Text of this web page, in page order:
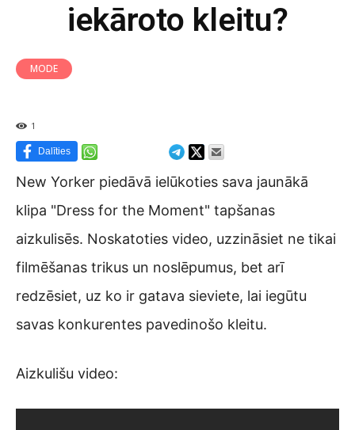
iekāroto kleitu?
MODE
1
Dalīties
New Yorker piedāvā ielūkoties sava jaunākā
klipa "Dress for the Moment" tapšanas
aizkulisēs. Noskatoties video, uzzināsiet ne tikai
filmēšanas trikus un noslēpumus, bet arī
redzēsiet, uz ko ir gatava sieviete, lai iegūtu
savas konkurentes pavedinošo kleitu.
Aizkulišu video: